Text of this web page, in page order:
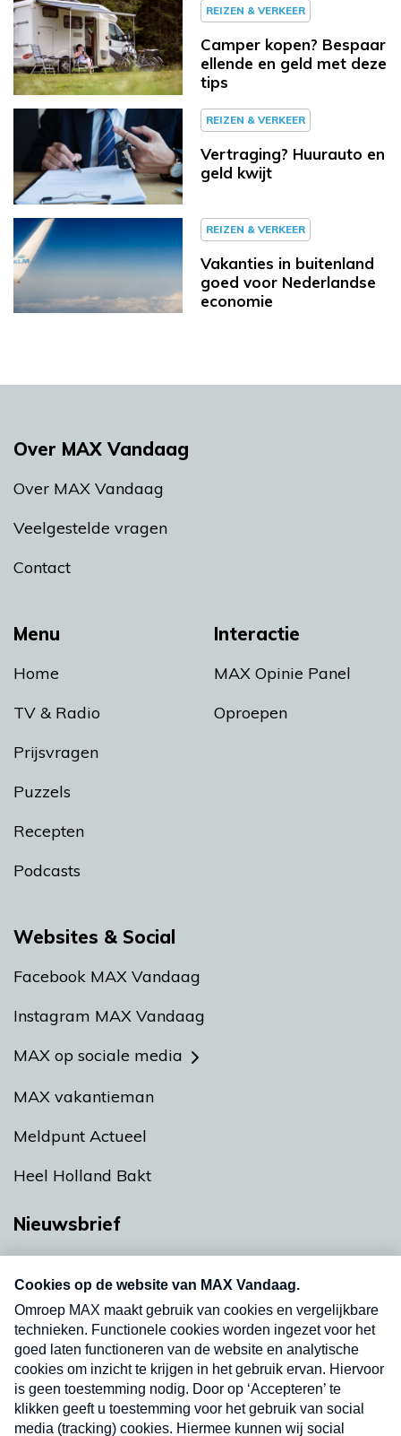
REIZEN & VERKEER
Camper kopen? Bespaar
ellende en geld met deze
tips
REIZEN & VERKEER
Vertraging? Huurauto en
geld kwijt
REIZEN & VERKEER
Vakanties in buitenland
goed voor Nederlandse
economie
Menu
Home
TV & Radio
Prijsvragen
Puzzels
Recepten
Podcasts
Interactie
MAX Opinie Panel
Oproepen
Over MAX Vandaag
Over MAX Vandaag
Veelgestelde vragen
Contact
Websites & Social
Facebook MAX Vandaag
Instagram MAX Vandaag
MAX op sociale media
MAX vakantieman
Meldpunt Actueel
Heel Holland Bakt
Nieuwsbrief
nieuwsbrief. Elke vrijdag- en dinsdagochtend in
uw mailbox.
Verzend